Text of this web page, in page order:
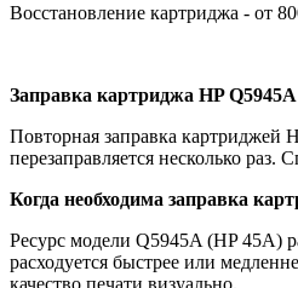
Восстановление картриджа - от
Заправка картриджа HP
Повторная заправка картриджей
перезаправляется несколько
Когда необходима заправка
Ресурс модели Q5945A (HP 45A)
расходуется быстрее или
качество печати визуально.